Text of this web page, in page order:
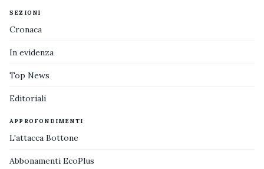
SEZIONI
Cronaca
In evidenza
Top News
Editoriali
APPROFONDIMENTI
L'attacca Bottone
Abbonamenti EcoPlus